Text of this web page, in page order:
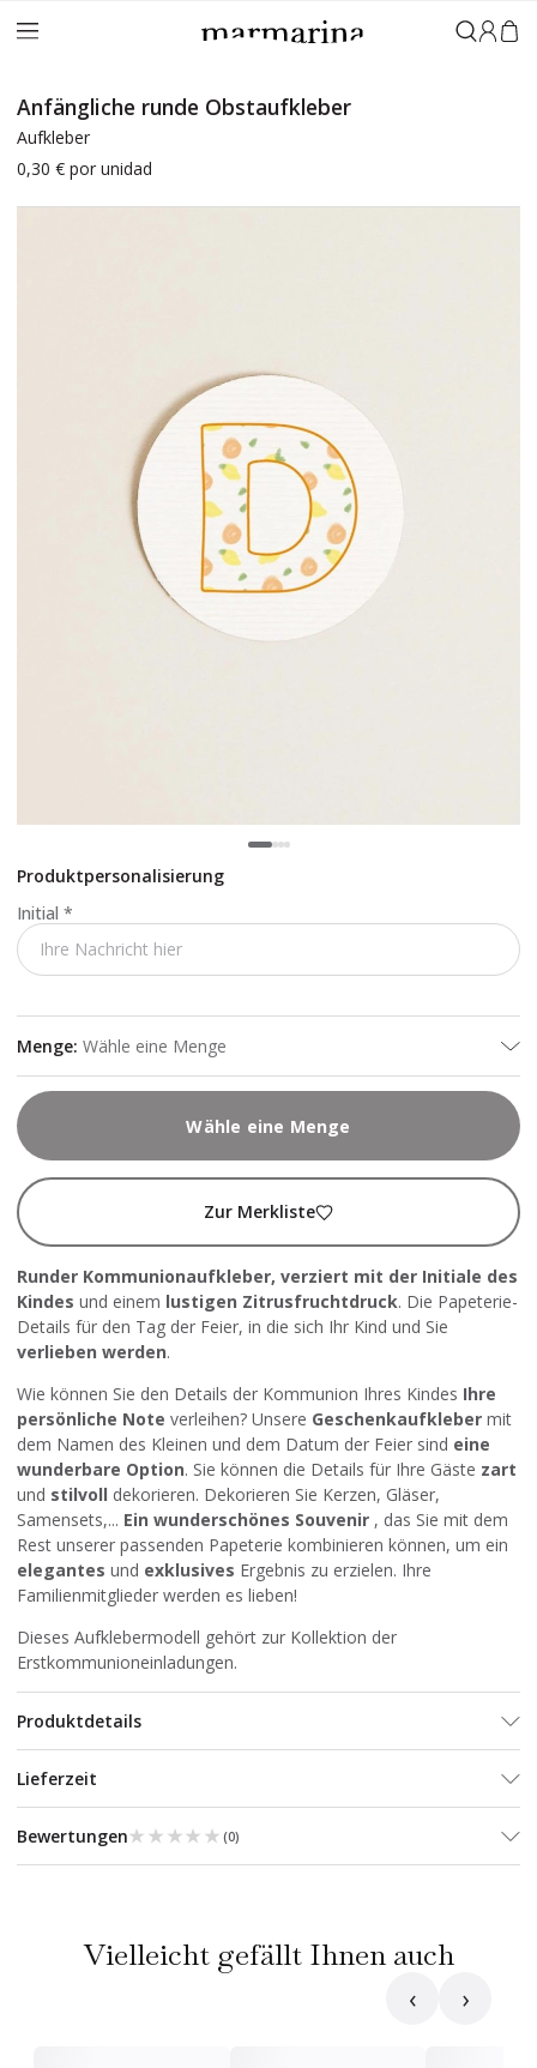
Anfängliche runde Obstaufkleber
Aufkleber
0,30 € por unidad
Produktpersonalisierung
Initial *
Menge: Wähle eine Menge
Wähle eine Menge
Zur Merkliste
Runder Kommunionaufkleber, verziert mit der Initiale des
Kindes und einem lustigen Zitrusfruchtdruck. Die Papeterie-
Details für den Tag der Feier, in die sich Ihr Kind und Sie
verlieben werden.
Wie können Sie den Details der Kommunion Ihres Kindes Ihre
persönliche Note verleihen? Unsere Geschenkaufkleber mit
dem Namen des Kleinen und dem Datum der Feier sind eine
wunderbare Option. Sie können die Details für Ihre Gäste zart
und stilvoll dekorieren. Dekorieren Sie Kerzen, Gläser,
Samensets,... Ein wunderschönes Souvenir , das Sie mit dem
Rest unserer passenden Papeterie kombinieren können, um ein
elegantes und exklusives Ergebnis zu erzielen. Ihre
Familienmitglieder werden es lieben!
Dieses Aufklebermodell gehört zur Kollektion der
Erstkommunioneinladungen.
Produktdetails
Lieferzeit
Bewertungen★★★★★
★★★★★ (0)
Vielleicht gefällt Ihnen auch
‹ ›